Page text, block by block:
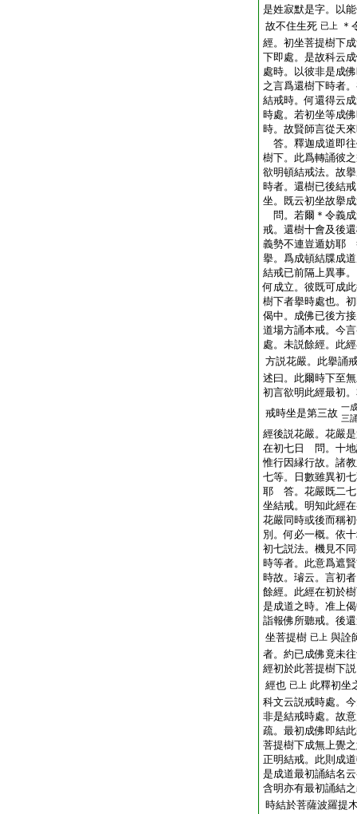
是姓寂默是字。以
故不住生死 已上
＊
經。初坐菩提樹下
下即處。是故科云
處時。以彼非是成
之言爲還樹下時者
結戒時。何還得云
時處。若初坐等成
時。故賢師言從天
答。釋迦成道即
樹下。此爲轉誦彼
欲明頓結戒法。故
時者。還樹已後結
坐。既云初坐故擧
問。若爾＊令義
戒。還樹十會及後
義勢不連豈遁妨耶
擧。爲成頓結牒成
結戒已前隔上異事
何成立。彼既可成
樹下者擧時處也。
偈中。成佛已後方
道場方誦本戒。今
處。未説餘經。此
方説花嚴。此擧誦
述曰。此爾時下至
初言欲明此經最初
戒時坐是第三故 一
三
經後説花嚴。花嚴
在初七日 問。十地
惟行因縁行故。諸
七等。日數雖異初
耶 答。花嚴既二七
坐結戒。明知此經
花嚴同時或後而稱
別。何必一概。依
初七説法。機見不
時等者。此意爲遮
時故。璿云。言初
餘經。此經在初於
是成道之時。准上
詣報佛所聽戒。後
坐菩提樹 已上 與詮
者。約已成佛竟未
經初於此菩提樹下
經也 已上 此釋初坐
科文云説戒時處。
非是結戒時處。故
疏。最初成佛即結
菩提樹下成無上覺
正明結戒。此則成
是成道最初誦結名
含明亦有最初誦結
時結於菩薩波羅提